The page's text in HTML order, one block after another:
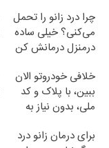
چرا درد زانو را تحمل
می‌کنی؟ خیلی ساده
درمنزل درمانش کن
خلافی خودروتو الان
ببین، با پلاک و کد
ملی، بدون نیاز به
برای درمان زانو درد